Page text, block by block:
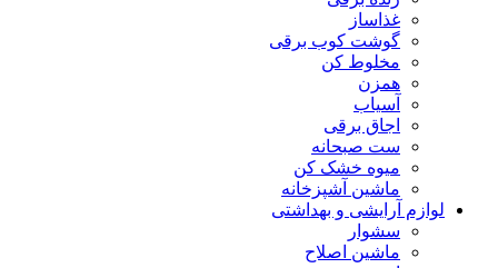
غذاساز
گوشت کوب برقی
مخلوط کن
همزن
آسیاب
اجاق برقی
ست صبحانه
میوه خشک کن
ماشین آشپزخانه
لوازم آرایشی و بهداشتی
سشوار
ماشین اصلاح